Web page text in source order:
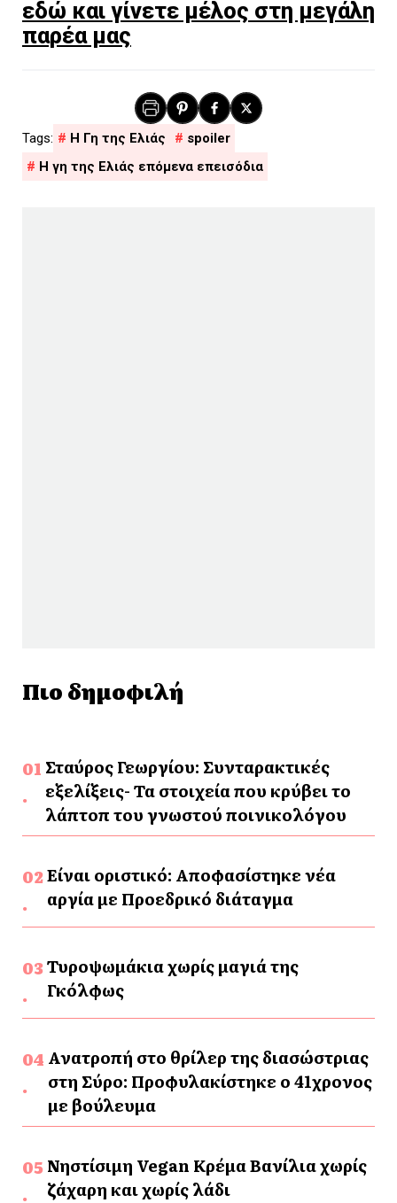
εδώ και γίνετε μέλος στη μεγάλη
παρέα μας
H Γη της Ελιάς
spoiler
Η γη της Ελιάς επόμενα επεισόδια
Πιο δημοφιλή
Σταύρος Γεωργίου: Συνταρακτικές
εξελίξεις- Τα στοιχεία που κρύβει το
λάπτοπ του γνωστού ποινικολόγου
Είναι οριστικό: Αποφασίστηκε νέα
αργία με Προεδρικό διάταγμα
Τυροψωμάκια χωρίς μαγιά της
Γκόλφως
Ανατροπή στο θρίλερ της διασώστριας
στη Σύρο: Προφυλακίστηκε ο 41χρονος
με βούλευμα
Νηστίσιμη Vegan Κρέμα Βανίλια χωρίς
ζάχαρη και χωρίς λάδι